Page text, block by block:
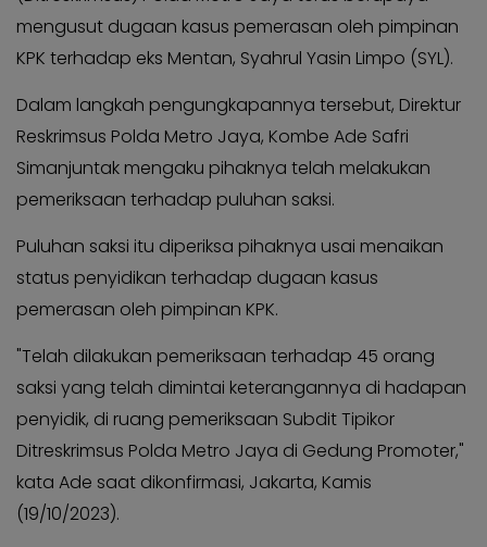
mengusut dugaan kasus pemerasan oleh pimpinan
KPK terhadap eks Mentan, Syahrul Yasin Limpo (SYL).
Dalam langkah pengungkapannya tersebut, Direktur
Reskrimsus Polda Metro Jaya, Kombe Ade Safri
Simanjuntak mengaku pihaknya telah melakukan
pemeriksaan terhadap puluhan saksi.
Puluhan saksi itu diperiksa pihaknya usai menaikan
status penyidikan terhadap dugaan kasus
pemerasan oleh pimpinan KPK.
"Telah dilakukan pemeriksaan terhadap 45 orang
saksi yang telah dimintai keterangannya di hadapan
penyidik, di ruang pemeriksaan Subdit Tipikor
Ditreskrimsus Polda Metro Jaya di Gedung Promoter,"
kata Ade saat dikonfirmasi, Jakarta, Kamis
(19/10/2023).